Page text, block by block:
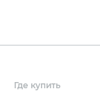
Где купить